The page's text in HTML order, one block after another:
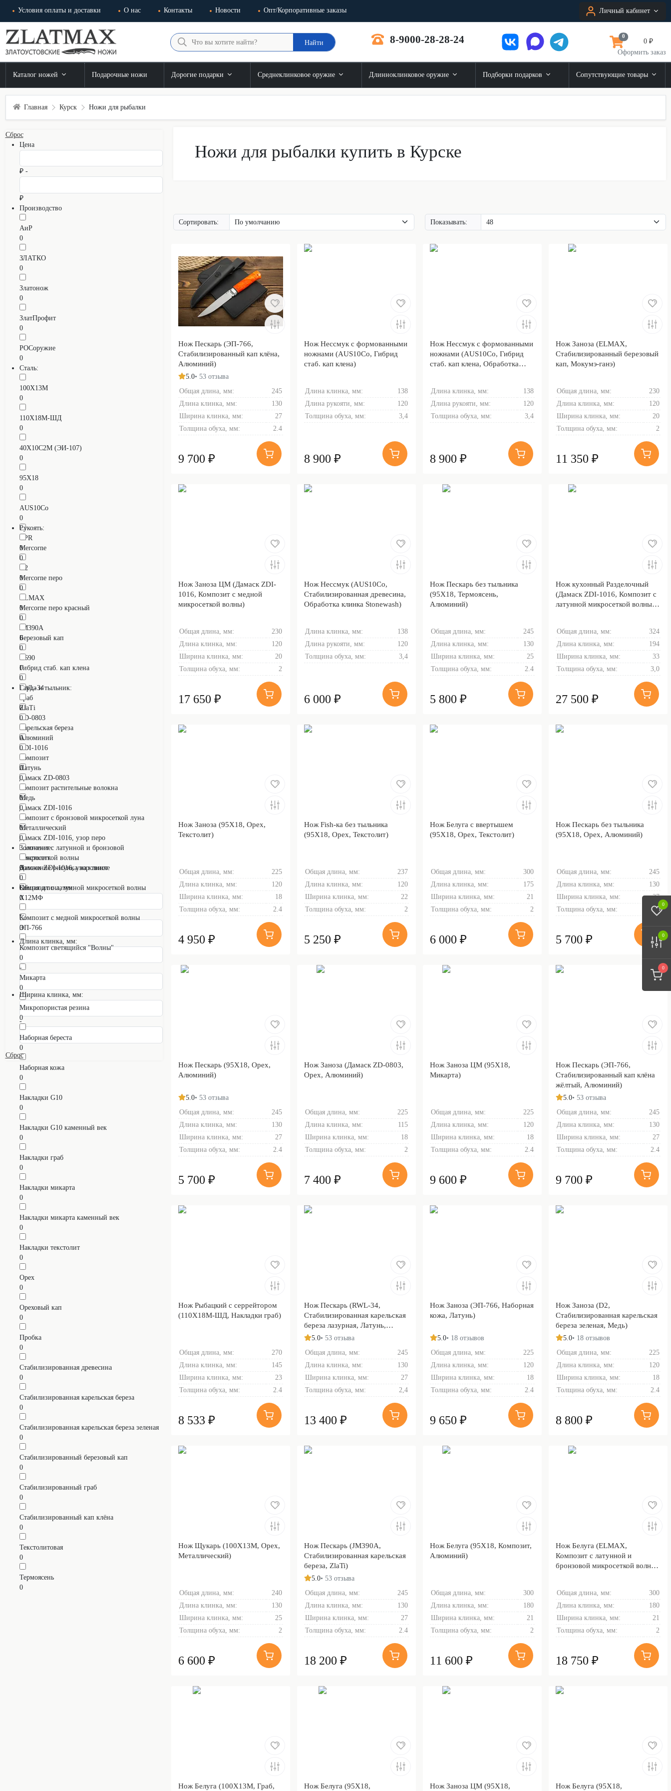
Условия оплаты и доставки О нас Контакты Новости Опт/Корпоративные заказы Личный кабинет
Найти 8-9000-28-28-24 0
0 ₽
Оформить заказ
Каталог ножей Подарочные ножи Дорогие подарки Среднеклинковое оружие Длинноклинковое оружие Подборки подарков Сопутствующие товары
0
0
0
Главная Курск Ножи для рыбалки
Сброс
Цена
₽ -
₽
Производство
АиР
0
ЗЛАТКО
0
Златонож
0
ЗлатПрофит
0
РОСоружие
0
Сталь:
100Х13М
0
110Х18М-ШД
0
40Х10С2М (ЭИ-107)
0
95Х18
0
AUS10Co
0
CPR
0
D2
0
ELMAX
0
JM390A
0
N690
0
RWL-34
0
ZD-0803
0
ZDI-1016
0
Дамаск ZD-0803
0
Дамаск ZDI-1016
0
Дамаск ZDI-1016, узор перо
0
Дамаск ZDI-1016, узор твист
0
Х12МФ
0
ЭП-766
0
Рукоять:
Mercorne
0
Mercorne перо
0
Mercorne перо красный
0
Березовый кап
0
Гибрид стаб. кап клена
0
Граб
0
Карельская береза
0
Композит
0
Композит растительные волокна
0
Композит с бронзовой микросеткой луна
0
Композит с латунной и бронзовой
микросеткой волны
0
Композит с латунной микросеткой волны
0
Композит с медной микросеткой волны
0
Композит светящийся "Волны"
0
Микарта
0
Микропористая резина
0
Наборная береста
0
Наборная кожа
0
Накладки G10
0
Накладки G10 каменный век
0
Накладки граб
0
Накладки микарта
0
Накладки микарта каменный век
0
Накладки текстолит
0
Орех
0
Ореховый кап
0
Пробка
0
Стабилизированная древесина
0
Стабилизированная карельская береза
0
Стабилизированная карельская береза зеленая
0
Стабилизированный березовый кап
0
Стабилизированный граб
0
Стабилизированный кап клёна
0
Текстолитовая
0
Термоясень
0
Гарда и тыльник:
ZlaTi
0
Алюминий
0
Латунь
0
Медь
0
Металлический
0
Текстолит
0
Золочение:
Золочение рисунка на клинке
0
Общая длина, мм:
-
Длина клинка, мм:
-
Ширина клинка, мм:
-
Сброс
Ножи для рыбалки купить в Курске
Сортировать: Показывать:
Нож Пескарь (ЭП-766,
Стабилизированный кап клёна,
Алюминий)
5.0• 53 отзыва
Общая длина, мм:
245
Длина клинка, мм:
130
Ширина клинка, мм:
27
Толщина обуха, мм:
2.4
9 700 ₽
Нож Нессмук с формованными
ножнами (AUS10Co, Гибрид
стаб. кап клена)
Длина клинка, мм:
138
Длина рукояти, мм:
120
Толщина обуха, мм:
3,4
8 900 ₽
Нож Нессмук с формованными
ножнами (AUS10Co, Гибрид
стаб. кап клена, Обработка
Длина клинка, мм:
138
Длина рукояти, мм:
120
Толщина обуха, мм:
3,4
8 900 ₽
Нож Заноза (ELMAX,
Стабилизированный березовый
кап, Мокумэ-ганэ)
Общая длина, мм:
230
Длина клинка, мм:
120
Ширина клинка, мм:
20
Толщина обуха, мм:
2
11 350 ₽
Нож Заноза ЦМ (Дамаск ZDI-
1016, Композит с медной
микросеткой волны)
Общая длина, мм:
230
Длина клинка, мм:
120
Ширина клинка, мм:
20
Толщина обуха, мм:
2
17 650 ₽
Нож Нессмук (AUS10Co,
Стабилизированная древесина,
Обработка клинка Stonewash)
Длина клинка, мм:
138
Длина рукояти, мм:
120
Толщина обуха, мм:
3,4
6 000 ₽
Нож Пескарь без тыльника
(95Х18, Термоясень,
Алюминий)
Общая длина, мм:
245
Длина клинка, мм:
130
Ширина клинка, мм:
25
Толщина обуха, мм:
2.4
5 800 ₽
Нож кухонный Разделочный
(Дамаск ZDI-1016, Композит с
латунной микросеткой волны ,
Общая длина, мм:
324
Длина клинка, мм:
194
Ширина клинка, мм:
33
Толщина обуха, мм:
3,0
27 500 ₽
Нож Заноза (95Х18, Орех,
Текстолит)
Общая длина, мм:
225
Длина клинка, мм:
120
Ширина клинка, мм:
18
Толщина обуха, мм:
2.4
4 950 ₽
Нож Fish-ка без тыльника
(95Х18, Орех, Текстолит)
Общая длина, мм:
237
Длина клинка, мм:
120
Ширина клинка, мм:
22
Толщина обуха, мм:
2
5 250 ₽
Нож Белуга с ввертышем
(95Х18, Орех, Текстолит)
Общая длина, мм:
300
Длина клинка, мм:
175
Ширина клинка, мм:
21
Толщина обуха, мм:
2
6 000 ₽
Нож Пескарь без тыльника
(95Х18, Орех, Алюминий)
Общая длина, мм:
245
Длина клинка, мм:
130
Ширина клинка, мм:
27
Толщина обуха, мм:
2.4
5 700 ₽
Нож Пескарь (95Х18, Орех,
Алюминий)
5.0• 53 отзыва
Общая длина, мм:
245
Длина клинка, мм:
130
Ширина клинка, мм:
27
Толщина обуха, мм:
2.4
5 700 ₽
Нож Заноза (Дамаск ZD-0803,
Орех, Алюминий)
Общая длина, мм:
225
Длина клинка, мм:
115
Ширина клинка, мм:
18
Толщина обуха, мм:
2
7 400 ₽
Нож Заноза ЦМ (95Х18,
Микарта)
Общая длина, мм:
225
Длина клинка, мм:
120
Ширина клинка, мм:
18
Толщина обуха, мм:
2.4
9 600 ₽
Нож Пескарь (ЭП-766,
Стабилизированный кап клёна
жёлтый, Алюминий)
5.0• 53 отзыва
Общая длина, мм:
245
Длина клинка, мм:
130
Ширина клинка, мм:
27
Толщина обуха, мм:
2.4
9 700 ₽
Нож Рыбацкий с серрейтором
(110Х18М-ШД, Накладки граб)
Общая длина, мм:
270
Длина клинка, мм:
145
Ширина клинка, мм:
23
Толщина обуха, мм:
2.4
8 533 ₽
Нож Пескарь (RWL-34,
Стабилизированная карельская
береза лазурная, Латунь,
Обработка клинка Stonewash)
5.0• 53 отзыва
Общая длина, мм:
245
Длина клинка, мм:
130
Ширина клинка, мм:
27
Толщина обуха, мм:
2,4
13 400 ₽
Нож Заноза (ЭП-766, Наборная
кожа, Латунь)
5.0• 18 отзывов
Общая длина, мм:
225
Длина клинка, мм:
120
Ширина клинка, мм:
18
Толщина обуха, мм:
2.4
9 650 ₽
Нож Заноза (D2,
Стабилизированная карельская
береза зеленая, Медь)
5.0• 18 отзывов
Общая длина, мм:
225
Длина клинка, мм:
120
Ширина клинка, мм:
18
Толщина обуха, мм:
2.4
8 800 ₽
Нож Щукарь (100Х13М, Орех,
Металлический)
Общая длина, мм:
240
Длина клинка, мм:
130
Ширина клинка, мм:
25
Толщина обуха, мм:
2
6 600 ₽
Нож Пескарь (JM390A,
Стабилизированная карельская
береза, ZlaTi)
5.0• 53 отзыва
Общая длина, мм:
245
Длина клинка, мм:
130
Ширина клинка, мм:
27
Толщина обуха, мм:
2.4
18 200 ₽
Нож Белуга (95Х18, Композит,
Алюминий)
Общая длина, мм:
300
Длина клинка, мм:
180
Ширина клинка, мм:
21
Толщина обуха, мм:
2
11 600 ₽
Нож Белуга (ELMAX,
Композит с латунной и
бронзовой микросеткой волны,
Общая длина, мм:
300
Длина клинка, мм:
180
Ширина клинка, мм:
21
Толщина обуха, мм:
2
18 750 ₽
Нож Белуга (100Х13М, Граб, Нож Белуга (95Х18, Нож Заноза ЦМ (95Х18, Нож Белуга (95Х18,